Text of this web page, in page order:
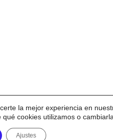
la mejor experiencia en
qué cookies utilizamos o
Ajustes